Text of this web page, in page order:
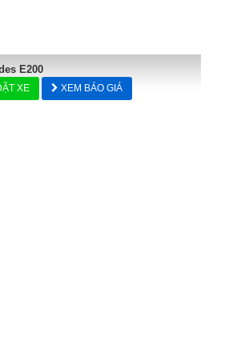
E200
XE XEM BÁO GIÁ